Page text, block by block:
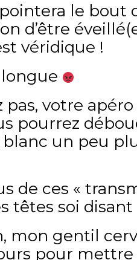
le bout
d’être
véridique !
pas, votre
pourrez
un peu
de ces «
têtes soi
mon gentil
pour